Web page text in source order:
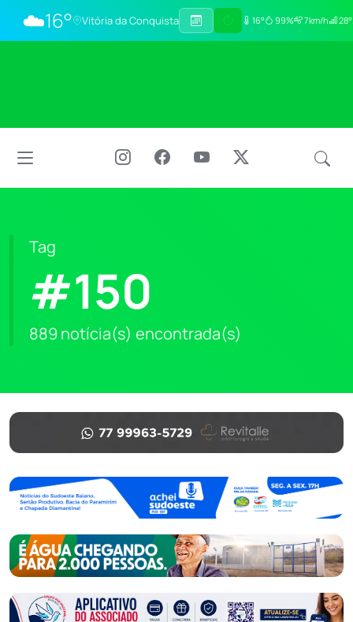
☁️16° Vitória da Conquista 16° 99% 7km/h
Tag
#150
889 notícia(s) encontrada(s)